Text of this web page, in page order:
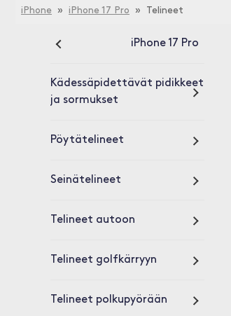
iPhone » iPhone 17 Pro » Telineet
iPhone 17 Pro
Kädessäpidettävät pidikkeet
ja sormukset
Pöytätelineet
Seinätelineet
Telineet autoon
Telineet golfkärryyn
Telineet polkupyörään